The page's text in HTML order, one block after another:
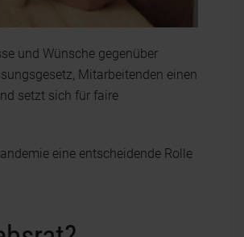
und Wünsche gegenüber
Mitarbeitenden einen
setzt sich für faire
eine entscheidende Rolle